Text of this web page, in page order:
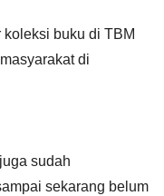
buku di TBM
di
sudah
sekarang belum